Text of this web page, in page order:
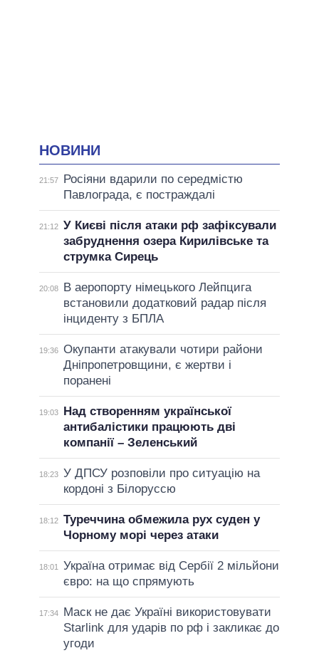
НОВИНИ
21:57
Росіяни вдарили по середмістю
Павлограда, є постраждалі
21:12 У Києві після атаки рф зафіксували
забруднення озера Кирилівське та
струмка Сирець
20:08
В аеропорту німецького Лейпцига
встановили додатковий радар після
інциденту з БПЛА
19:36 Окупанти атакували чотири райони
Дніпропетровщини, є жертви і
поранені
19:03
Над створенням української
антибалістики працюють дві
компанії – Зеленський
18:23 У ДПСУ розповіли про ситуацію на
кордоні з Білоруссю
18:12 Туреччина обмежила рух суден у
Чорному морі через атаки
18:01
Україна отримає від Сербії 2 мільйони
євро: на що спрямують
17:34
Маск не дає Україні використовувати
Starlink для ударів по рф і закликає до
угоди